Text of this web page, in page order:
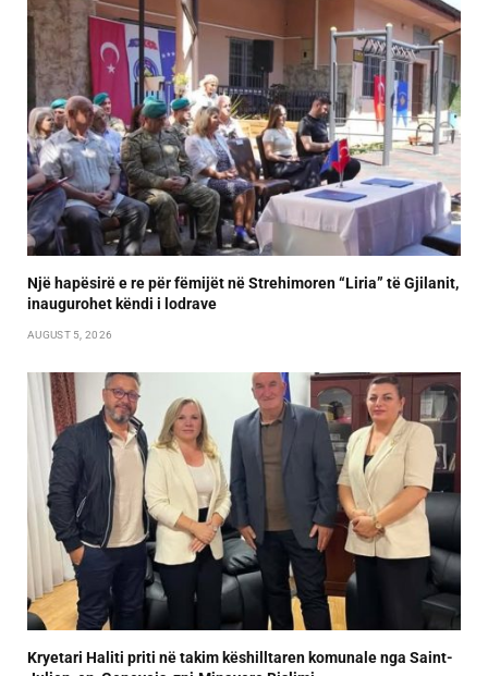
Një hapësirë e re për fëmijët në Strehimoren “Liria” të Gjilanit,
inaugurohet këndi i lodrave
AUGUST 5, 2026
Kryetari Haliti priti në takim këshilltaren komunale nga Saint-